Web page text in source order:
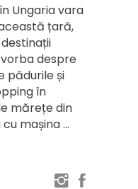
Ungaria vara
țară,
despre
pădurile și
în
mărețe din
mașina